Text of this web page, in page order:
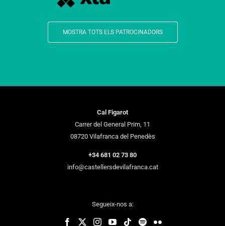
MOSTRA TOTS ELS PATROCINADORS
Cal Figarot
Carrer del General Prim, 11
08720 Vilafranca del Penedès
+34 681 02 73 80
info@castellersdevilafranca.cat
Segueix-nos a: